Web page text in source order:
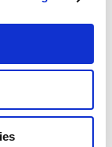
geeft vijf
snel leeg: